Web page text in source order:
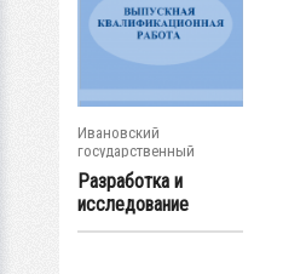
Ивановский
государственный
энергетический...
Разработка и
исследование
сварочного...